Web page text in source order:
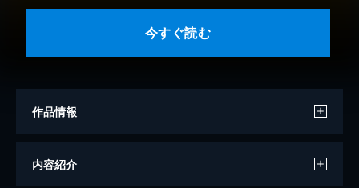
今すぐ読む
作品情報
著者
内容紹介